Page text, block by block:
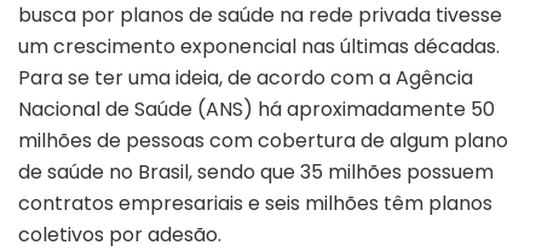
busca por planos de saúde na rede privada tivesse
um crescimento exponencial nas últimas décadas.
Para se ter uma ideia, de acordo com a Agência
Nacional de Saúde (ANS) há aproximadamente 50
milhões de pessoas com cobertura de algum plano
de saúde no Brasil, sendo que 35 milhões possuem
contratos empresariais e seis milhões têm planos
coletivos por adesão.